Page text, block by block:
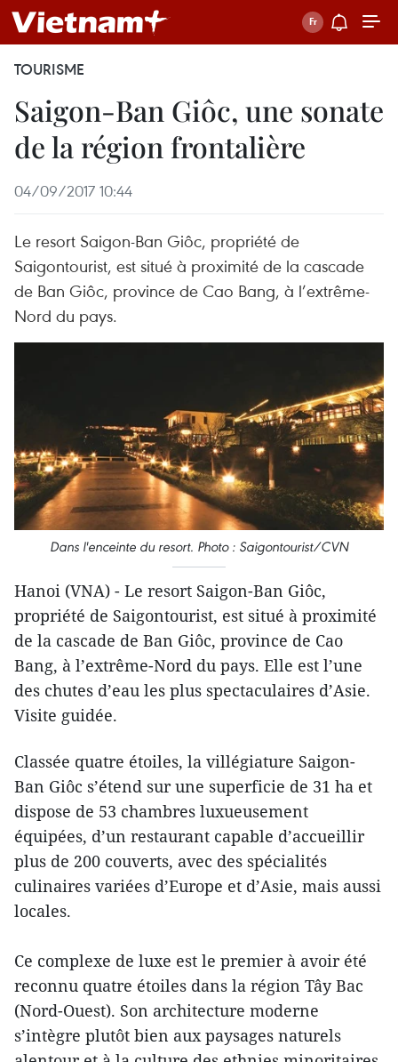
TOURISME
Saigon-Ban Giôc, une sonate
de la région frontalière
04/09/2017 10:44
Le resort Saigon-Ban Giôc, propriété de
Saigontourist, est situé à proximité de la cascade
de Ban Giôc, province de Cao Bang, à l’extrême-
Nord du pays.
Dans l'enceinte du resort. Photo : Saigontourist/CVN
Hanoi (VNA) - Le resort Saigon-Ban Giôc,
propriété de Saigontourist, est situé à proximité
de la cascade de Ban Giôc, province de Cao
Bang, à l’extrême-Nord du pays. Elle est l’une
des chutes d’eau les plus spectaculaires d’Asie.
Visite guidée.
Classée quatre étoiles, la villégiature Saigon-
Ban Giôc s’étend sur une superficie de 31 ha et
dispose de 53 chambres luxueusement
équipées, d’un restaurant capable d’accueillir
plus de 200 couverts, avec des spécialités
culinaires variées d’Europe et d’Asie, mais aussi
locales.
Ce complexe de luxe est le premier à avoir été
reconnu quatre étoiles dans la région Tây Bac
(Nord-Ouest). Son architecture moderne
s’intègre plutôt bien aux paysages naturels